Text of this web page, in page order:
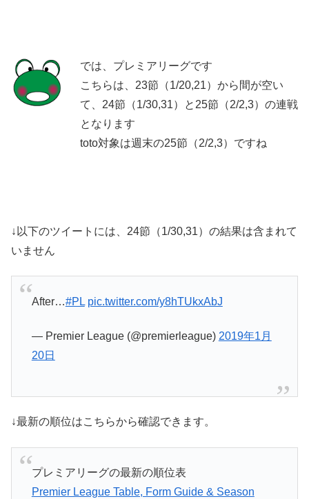
では、プレミアリーグです
こちらは、23節（1/20,21）から間が空い
て、24節（1/30,31）と25節（2/2,3）の連戦
となります
toto対象は週末の25節（2/2,3）ですね
↓以下のツイートには、24節（1/30,31）の結果は含まれて
いません
After…#PL pic.twitter.com/y8hTUkxAbJ
— Premier League (@premierleague) 2019年1月
20日
↓最新の順位はこちらから確認できます。
プレミアリーグの最新の順位表
Premier League Table, Form Guide & Season